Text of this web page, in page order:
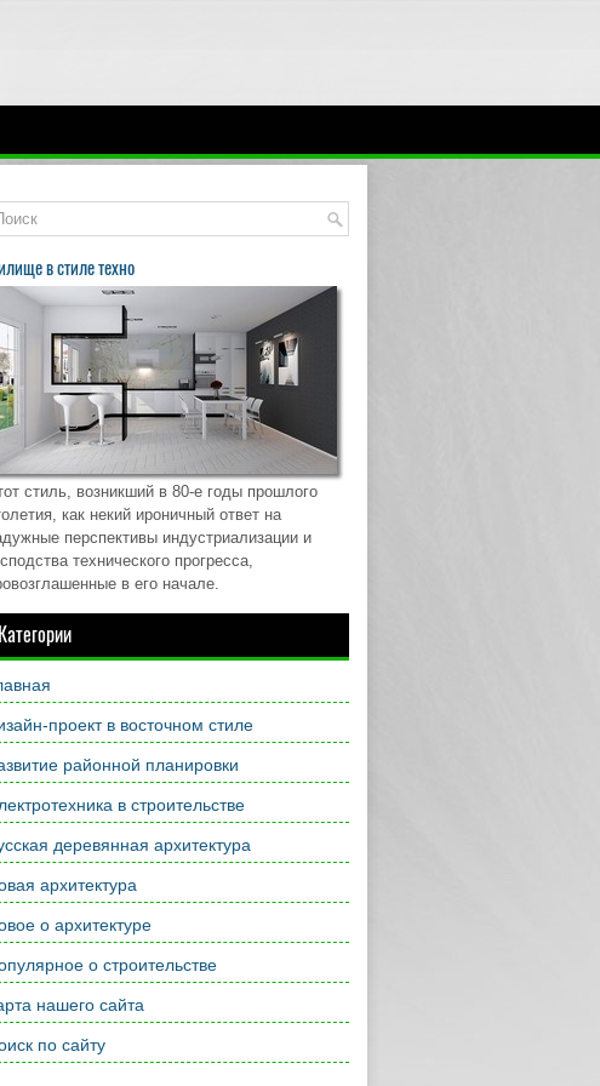
в стиле техно
стиль, возникший в 80-е годы прошлого
как некий ироничный ответ на
перспективы индустриализации и
технического прогресса,
в его начале.
Категории
проект в восточном стиле
районной планировки
в строительстве
деревянная архитектура
архитектура
о архитектуре
о строительстве
нашего сайта
по сайту